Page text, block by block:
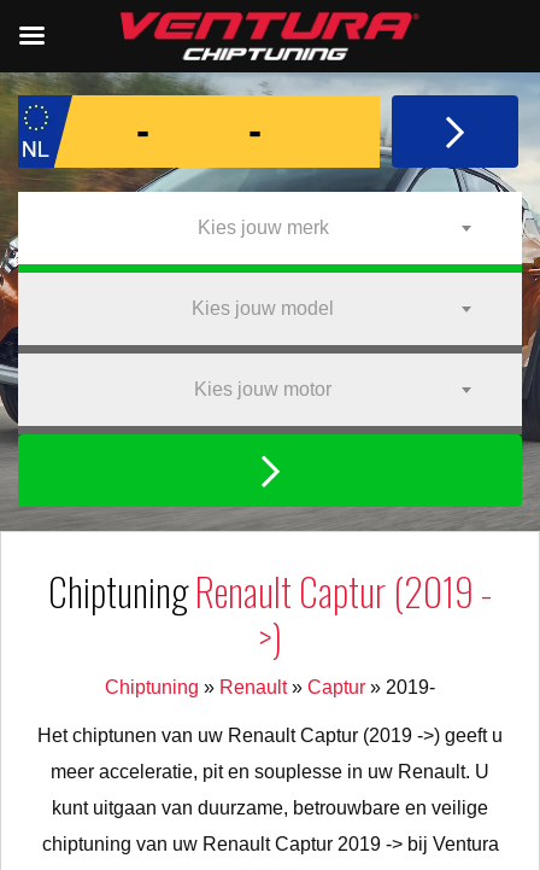
Kies jouw merk
Kies jouw model
Kies jouw motor
ChiptuningRenault Captur (2019 -
>)
Chiptuning » Renault» Captur » 2019-
Het chiptunen van uw Renault Captur (2019 ->) geeft u
meer acceleratie, pit en souplesse in uw Renault. U
kunt uitgaan van duurzame, betrouwbare en veilige
chiptuning van uw Renault Captur 2019 -> bij Ventura